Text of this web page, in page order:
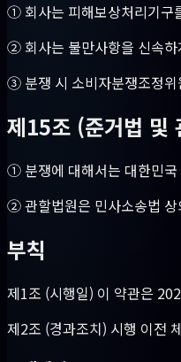
① 회사는 피해보상처리기구
② 회사는 불만사항을 신속하
③ 분쟁 시 소비자분쟁조정
제15조 (준거법 및
① 분쟁에 대해서는 대한민국
② 관할법원은 민사소송법
부칙
제1조 (시행일) 이 약관은
제2조 (경과조치) 시행 이전